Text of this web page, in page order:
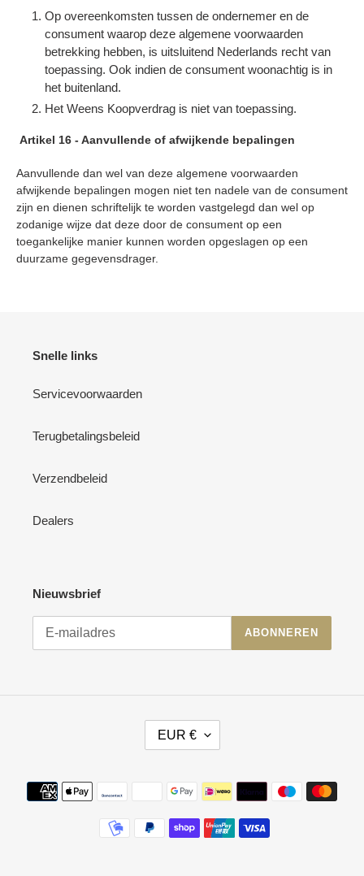
Op overeenkomsten tussen de ondernemer en de
consument waarop deze algemene voorwaarden
betrekking hebben, is uitsluitend Nederlands recht van
toepassing. Ook indien de consument woonachtig is in
het buitenland.
Het Weens Koopverdrag is niet van toepassing.
Artikel 16 - Aanvullende of afwijkende bepalingen
Aanvullende dan wel van deze algemene voorwaarden
afwijkende bepalingen mogen niet ten nadele van de consument
zijn en dienen schriftelijk te worden vastgelegd dan wel op
zodanige wijze dat deze door de consument op een
toegankelijke manier kunnen worden opgeslagen op een
duurzame gegevensdrager.
Snelle links
Servicevoorwaarden
Terugbetalingsbeleid
Verzendbeleid
Dealers
Nieuwsbrief
ABONNEREN
EUR €
Betaalmethoden